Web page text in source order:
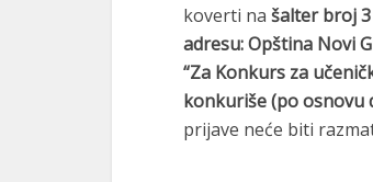
koverti na šalter broj
adresu:Opština Novi
“Za Konkurs za
konkuriše (po osnovu
prijave neće biti